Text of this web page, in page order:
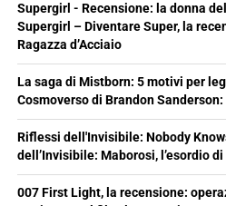
Supergirl - Recensione: la donna
Supergirl – Diventare Super, la
Ragazza d’Acciaio
La saga di Mistborn: 5 motivi per
Cosmoverso di Brandon
Riflessi dell'Invisibile: Nobody
dell’Invisibile: Maborosi, l’esordio di
007 First Light, la recensione: